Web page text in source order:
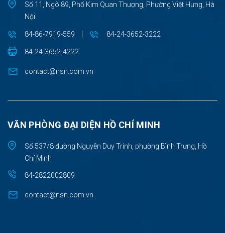
Số 11, Ngõ 89, Phố Kim Quan Thượng, Phường Việt Hưng, Hà
Nội
84-86-7919-559 84-24-3652-3222
84-24-3652-4222
contact@nsn.com.vn
VĂN PHÒNG ĐẠI DIỆN HỒ CHÍ MINH
Số 537/8 đường Nguyễn Duy Trinh, phường Bình Trưng, Hồ
Chí Minh
84-2822002809
contact@nsn.com.vn